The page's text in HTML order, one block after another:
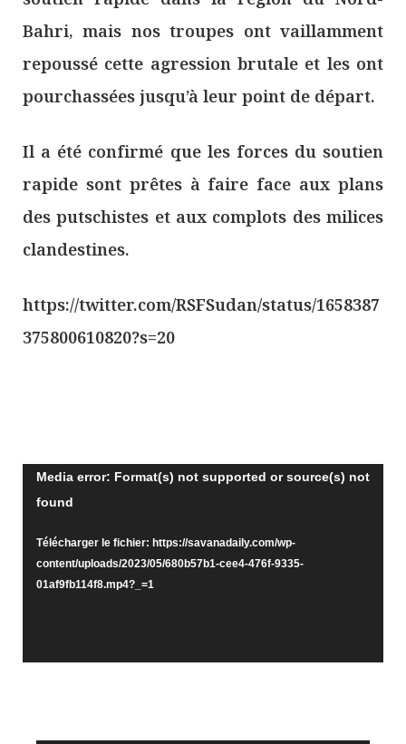
Bahri, mais nos troupes ont vaillamment
repoussé cette agression brutale et les ont
pourchassées jusqu’à leur point de départ.
Il a été confirmé que les forces du soutien
rapide sont prêtes à faire face aux plans
des putschistes et aux complots des milices
clandestines.
https://twitter.com/RSFSudan/status/1658387
375800610820?s=20
Lecteur
Media error: Format(s) not supported or source(s) not
found
Télécharger le fichier: https://savanadaily.com/wp-
content/uploads/2023/05/680b57b1-cee4-476f-9335-
01af9fb114f8.mp4?_=1